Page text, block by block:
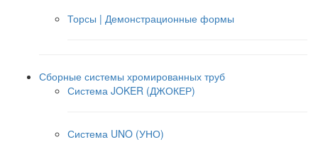
Торсы | Демонстрационные формы
Сборные системы хромированных труб
Система JOKER (ДЖОКЕР)
Система UNO (УНО)